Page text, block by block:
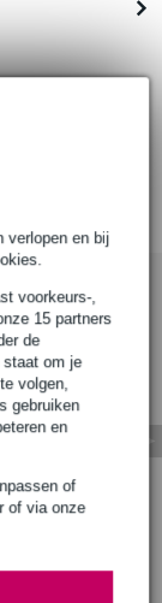
verlopen en bij
voorkeurs-,
15 partners
de
staat om je
volgen,
gebruiken
en
of
of via onze
cm